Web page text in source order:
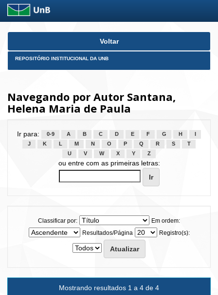
Skip
Voltar
REPOSITÓRIO INSTITUCIONAL DA UNB
Navegando por Autor Santana,
Helena Maria de Paula
Ir para: 0-9 A B C D E F G H
J
K L M N O P Q R S
T
U
V W X Y Z
ou entre com as primeiras letras:
Classificar por:
Em ordem:
Resultados/Página
Registro(s):
Mostrando resultados 1 a 4 de 4